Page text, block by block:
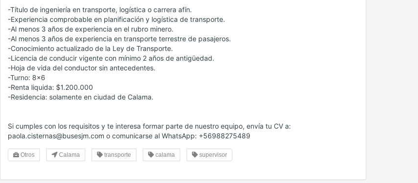
-Título de ingeniería en transporte, logística o carrera afín.
-Experiencia comprobable en planificación y logística de transporte.
-Al menos 3 años de experiencia en el rubro minero.
-Al menos 3 años de experiencia en transporte terrestre de pasajeros.
-Conocimiento actualizado de la Ley de Transporte.
-Licencia de conducir vigente con mínimo 2 años de antigüedad.
-Hoja de vida del conductor sin antecedentes.
-Turno: 8x6
-Renta liquida: $1.200.000
-Residencia: solamente en ciudad de Calama.
Si cumples con los requisitos y te interesa formar parte de nuestro equipo, envía tu CV a:
paola.cisternas@busesjm.com o comunicarse al WhatsApp: +56988275489
Otros Calama transporte calama supervisor